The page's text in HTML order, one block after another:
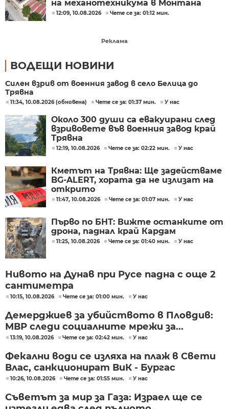
на механотехникума в Монтана
12:09, 10.08.2026 Чете се за: 01:12 мин.
Реклама
ВОДЕЩИ НОВИНИ
Силен взрив от военния завод в село Белица до
Трявна
11:34, 10.08.2026 (обновена) Чете се за: 01:37 мин. У нас
Около 300 души са евакуирани след
взривовете във военния завод край
Трявна
12:19, 10.08.2026 Чете се за: 02:22 мин. У нас
Кметът на Трявна: Ще задействаме
BG-ALERT, хората да не излизат на
открито
11:47, 10.08.2026 Чете се за: 01:07 мин. У нас
Първо по БНТ: Вижте останките от
дрона, паднал край Кардам
11:25, 10.08.2026 Чете се за: 01:40 мин. У нас
Нивото на Дунав при Русе падна с още 2
сантиметра
10:15, 10.08.2026 Чете се за: 01:00 мин. У нас
Демерджиев за убийството в Пловдив:
МВР следи социалните мрежи за...
13:19, 10.08.2026 Чете се за: 02:42 мин. У нас
Фекални води се изляха на плаж в Свети
Влас, санкционират ВиК - Бургас
10:26, 10.08.2026 Чете се за: 01:55 мин. У нас
Съветът за мир за Газа: Израел ще се